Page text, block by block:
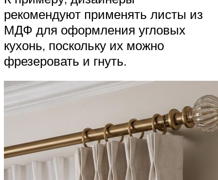
рекомендуют применять листы из
МДФ для оформления угловых
кухонь, поскольку их можно
фрезеровать и гнуть.